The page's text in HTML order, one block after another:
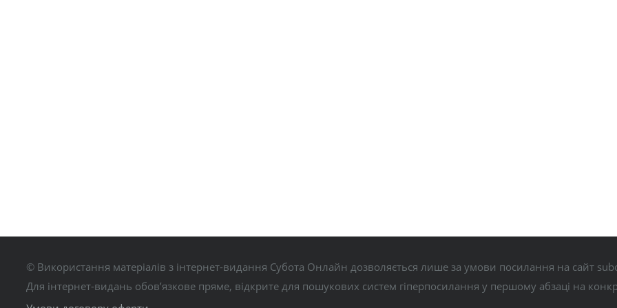
© Використання матеріалів з інтернет-видання Субота Онлайн дозволяється лише за умови посилання на сайт
Для інтернет-видань обов’язкове пряме, відкрите для пошукових систем гіперпосилання у першому абзаці на